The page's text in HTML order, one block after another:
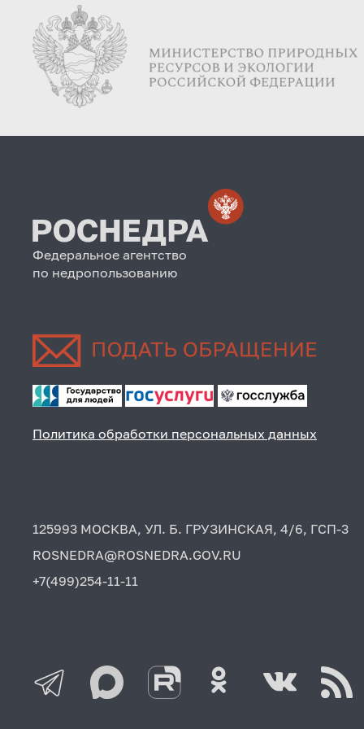
Федеральное агентство
по недропользованию
Политика обработки персональных данных
125993 МОСКВА, УЛ. Б. ГРУЗИНСКАЯ, 4/6, ГСП-3
ROSNEDRA@ROSNEDRA.GOV.RU
+7(499)254-11-11